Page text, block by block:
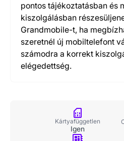
pontos tájékoztatásban és
kiszolgálásban
Grandmobile-t, ha
szeretnél új mobiltelefont
számodra a korrekt
elégedettség.
Kártyafüggetlen
Igen